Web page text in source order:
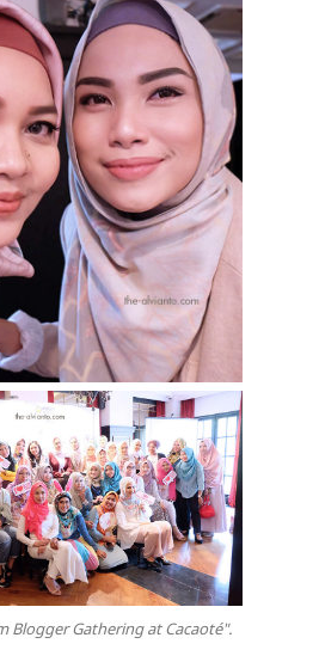
Blogger Gathering at Cacaoté".